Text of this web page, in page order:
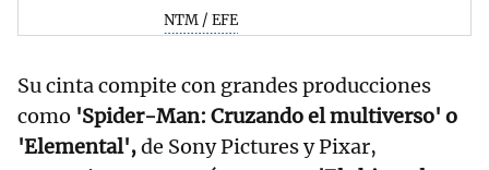
NTM / EFE
Su cinta compite con grandes producciones
como 'Spider-Man: Cruzando el multiverso' o
'Elemental',de Sony Pictures y Pixar,